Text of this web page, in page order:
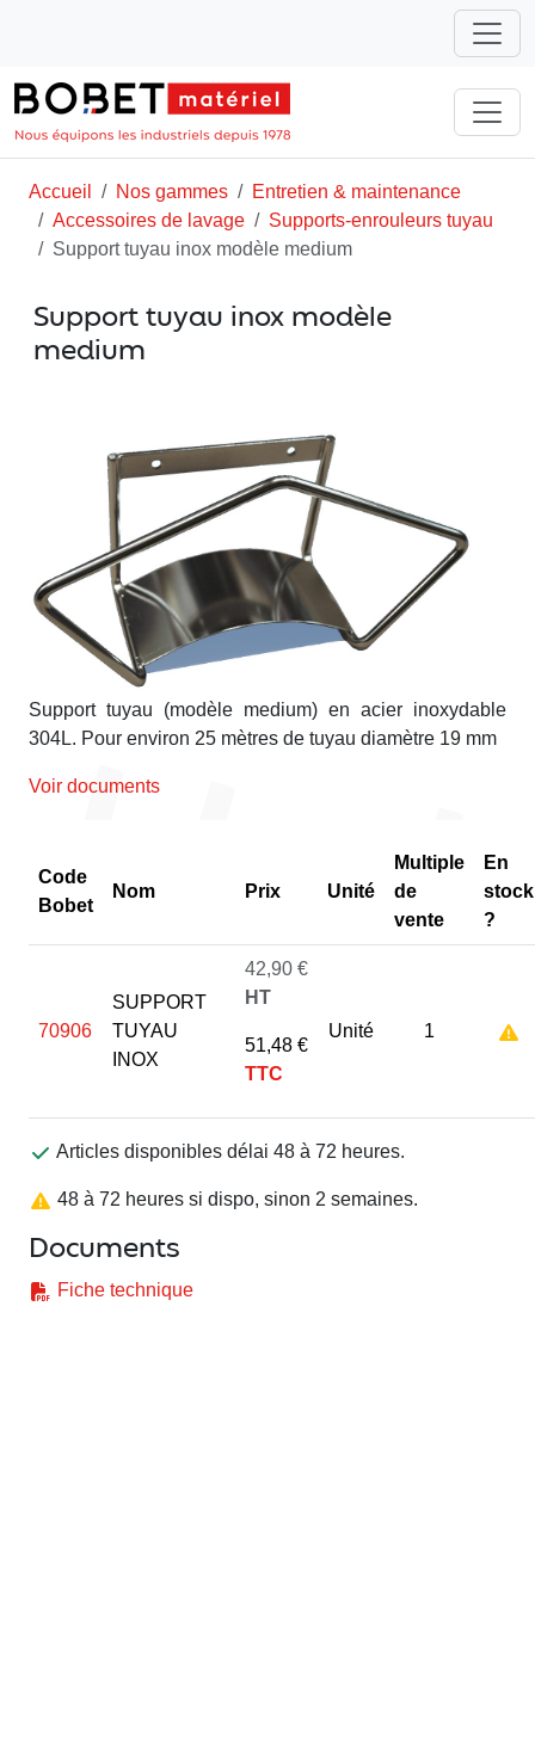
Accueil Nos gammes
Entretien & maintenance
Accessoires de lavage
Supports-enrouleurs tuyau
Support tuyau inox modèle medium
Support tuyau inox modèle
medium
Support tuyau (modèle medium) en acier inoxydable
304L. Pour environ 25 mètres de tuyau diamètre 19 mm
Voir documents
Code
Bobet
Nom Prix Unité
Multiple
de
vente
En
stock
?
70906
SUPPORT
TUYAU
INOX
42,90 €
HT
51,48 €
TTC
Unité 1
Articles disponibles délai 48 à 72 heures.
48 à 72 heures si dispo, sinon 2 semaines.
Documents
Fiche technique